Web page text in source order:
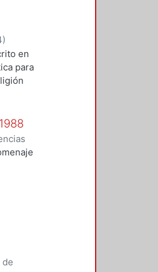
)
en
para
la
el
Área
de